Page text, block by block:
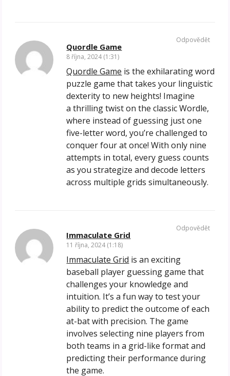
Quordle Game
8 října, 2024 (1:31)
Quordle Game is the exhilarating word
puzzle game that takes your linguistic
dexterity to new heights! Imagine
a thrilling twist on the classic Wordle,
where instead of guessing just one
five-letter word, you’re challenged to
conquer four at once! With only nine
attempts in total, every guess counts
as you strategize and decode letters
across multiple grids simultaneously.
Odpovědět
Immaculate Grid
11 října, 2024 (1:18)
Immaculate Grid is an exciting
baseball player guessing game that
challenges your knowledge and
intuition. It’s a fun way to test your
ability to predict the outcome of each
at-bat with precision. The game
involves selecting nine players from
both teams in a grid-like format and
predicting their performance during
the game.
Odpovědět